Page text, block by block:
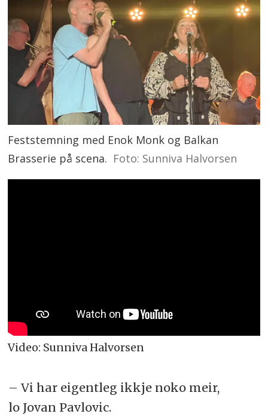
Feststemning med Enok Monk og Balkan
Brasserie på scena. Foto: Sunniva Halvorsen
Video: Sunniva Halvorsen
– Vi har eigentleg ikkje noko meir,
lo Jovan Pavlovic.